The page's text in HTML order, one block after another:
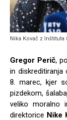
Nika Kovač z
Gregor Perič,
in diskreditiranja
8. marec, kjer
pizdekom,
veliko moralno
direktorice Nike